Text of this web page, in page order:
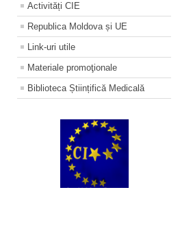
Activități CIE
Republica Moldova și UE
Link-uri utile
Materiale promoţionale
Biblioteca Științifică Medicală